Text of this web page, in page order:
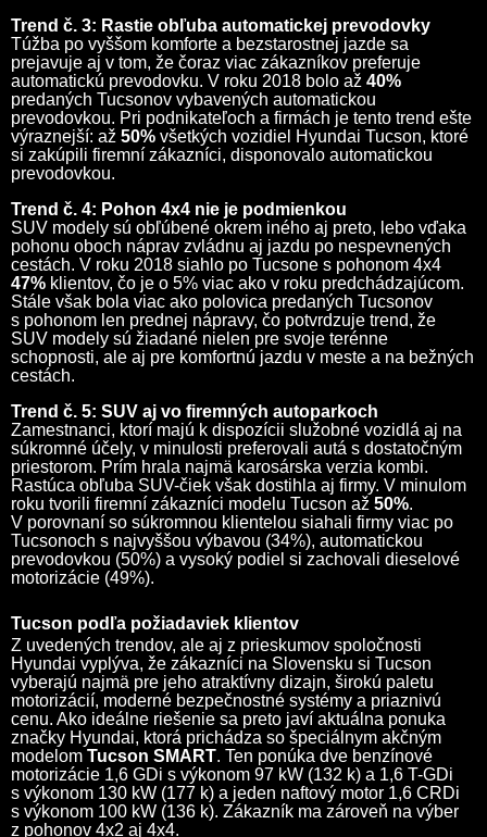
Trend č. 3: Rastie obľuba automatickej prevodovky
Túžba po vyššom komforte a bezstarostnej jazde sa
prejavuje aj v tom, že čoraz viac zákazníkov preferuje
automatickú prevodovku. V roku 2018 bolo až 40%
predaných Tucsonov vybavených automatickou
prevodovkou. Pri podnikateľoch a firmách je tento trend ešte
výraznejší: až 50% všetkých vozidiel Hyundai Tucson, ktoré
si zakúpili firemní zákazníci, disponovalo automatickou
prevodovkou.
Trend č. 4: Pohon 4x4 nie je podmienkou
SUV modely sú obľúbené okrem iného aj preto, lebo vďaka
pohonu oboch náprav zvládnu aj jazdu po nespevnených
cestách. V roku 2018 siahlo po Tucsone s pohonom 4x4
47% klientov, čo je o 5% viac ako v roku predchádzajúcom.
Stále však bola viac ako polovica predaných Tucsonov
s pohonom len prednej nápravy, čo potvrdzuje trend, že
SUV modely sú žiadané nielen pre svoje terénne
schopnosti, ale aj pre komfortnú jazdu v meste a na bežných
cestách.
Trend č. 5: SUV aj vo firemných autoparkoch
Zamestnanci, ktorí majú k dispozícii služobné vozidlá aj na
súkromné účely, v minulosti preferovali autá s dostatočným
priestorom. Prím hrala najmä karosárska verzia kombi.
Rastúca obľuba SUV-čiek však dostihla aj firmy. V minulom
roku tvorili firemní zákazníci modelu Tucson až 50%.
V porovnaní so súkromnou klientelou siahali firmy viac po
Tucsonoch s najvyššou výbavou (34%), automatickou
prevodovkou (50%) a vysoký podiel si zachovali dieselové
motorizácie (49%).
Tucson podľa požiadaviek klientov
Z uvedených trendov, ale aj z prieskumov spoločnosti
Hyundai vyplýva, že zákazníci na Slovensku si Tucson
vyberajú najmä pre jeho atraktívny dizajn, širokú paletu
motorizácií, moderné bezpečnostné systémy a priaznivú
cenu. Ako ideálne riešenie sa preto javí aktuálna ponuka
značky Hyundai, ktorá prichádza so špeciálnym akčným
modelom Tucson SMART. Ten ponúka dve benzínové
motorizácie 1,6 GDi s výkonom 97 kW (132 k) a 1,6 T-GDi
s výkonom 130 kW (177 k) a jeden naftový motor 1,6 CRDi
s výkonom 100 kW (136 k). Zákazník ma zároveň na výber
z pohonov 4x2 aj 4x4.